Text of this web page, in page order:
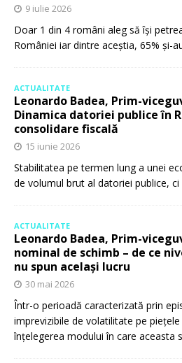
9 iulie 2026
Doar 1 din 4 români aleg să își
României iar dintre aceștia, 65% și-
ACTUALITATE
Leonardo Badea, Prim-
Dinamica datoriei publice în
consolidare fiscală
15 iunie 2026
Stabilitatea pe termen lung a unei
de volumul brut al datoriei publice, ci
ACTUALITATE
Leonardo Badea, Prim-
nominal de schimb – de ce
nu spun același lucru
30 mai 2026
Într-o perioadă caracterizată prin
imprevizibile de volatilitate pe
înțelegerea modului în care aceasta